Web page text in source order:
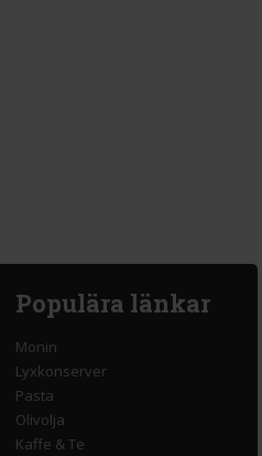
Populära länkar
Monin
Lyxkonserver
Pasta
Olivolja
Kaffe & Te